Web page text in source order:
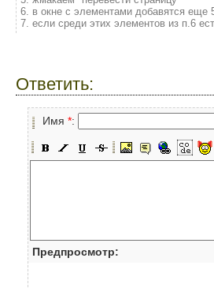
6. в окне с элементами добавятся еще
7. если среди этих элементов из п.6
Ответить:
Имя *:
Предпросмотр: